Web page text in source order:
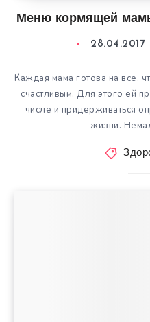
Меню кормящей
28.04.2017
Каждая мама готова на все,
счастливым. Для этого ей
числе и придерживаться
жизни.